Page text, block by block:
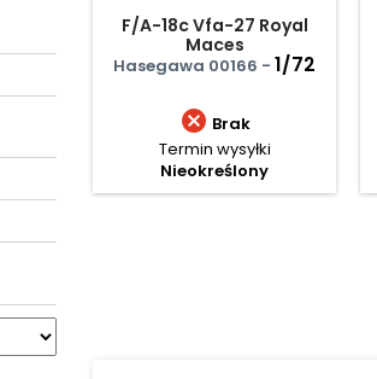
F/A-18c Vfa-27 Royal
Maces
Hasegawa 00166 - 1/72
 Brak
Termin wysyłki
Nieokreślony